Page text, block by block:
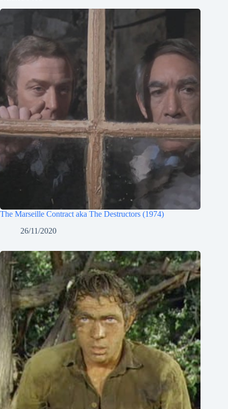
The Marseille Contract aka The Destructors (1974)
26/11/2020